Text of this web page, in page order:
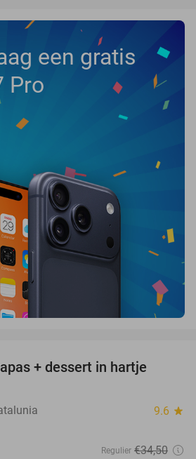
een gratis
Pro
+ dessert in hartje
9.6 star
Regulier €34,50